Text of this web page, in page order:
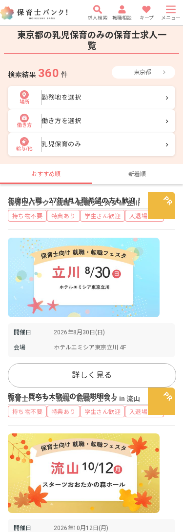
求人検索 転職相談 キープ メニュー
東京都の乳児保育のみの保育士求人一
覧
検索結果 360 件 東京都
場所
勤務地を選択
働き方
働き方を選択
給与/他
乳児保育のみ
おすすめ順 新着順
保育士バンク！就職・転職フェスタ in 立川
年度内入職、27年4月入職希望の方も歓迎！
持ち物不要 特典あり 学生さん歓迎 入退場自由
開催日 2026年8月30日(日)
会場 ホテルエミシア東京立川 4F
詳しく見る
保育士バンク！就職・転職フェスタ in 流山
新卒・既卒も大歓迎の合同説明会！
持ち物不要 特典あり 学生さん歓迎 入退場自由
開催日 2026年10月12日(月)